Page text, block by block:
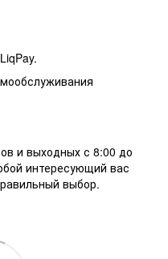
и выходных с 8:00 до
интересующий вас
выбор.